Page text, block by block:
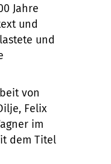
Jahre
und
und
von
Felix
im
dem Titel